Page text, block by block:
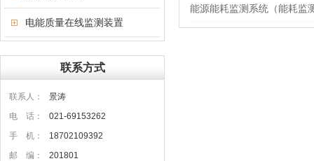
电能质量在线监测装置
联系方式
联系人：
景涛
电 话：
021-69153262
手 机：
18702109392
邮 编：
201801
能源能耗监测系统（能耗监